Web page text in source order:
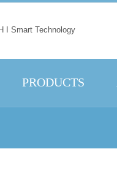
PRODUCTS